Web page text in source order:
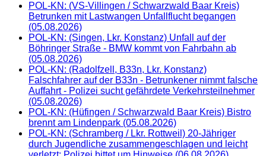
POL-KN: (VS-Villingen / Schwarzwald Baar Kreis)
Betrunken mit Lastwangen Unfallflucht begangen
(05.08.2026)
POL-KN: (Singen, Lkr. Konstanz) Unfall auf der
Böhringer Straße - BMW kommt von Fahrbahn ab
(05.08.2026)
POL-KN: (Radolfzell, B33n, Lkr. Konstanz)
Falschfahrer auf der B33n - Betrunkener nimmt falsche
Auffahrt - Polizei sucht gefährdete Verkehrsteilnehmer
(05.08.2026)
POL-KN: (Hüfingen / Schwarzwald Baar Kreis) Bistro
brennt am Lindenpark (05.08.2026)
POL-KN: (Schramberg / Lkr. Rottweil) 20-Jähriger
durch Jugendliche zusammengeschlagen und leicht